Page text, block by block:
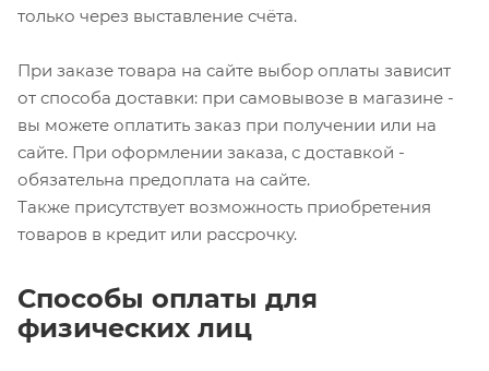
только через выставление счёта.
При заказе товара на сайте выбор оплаты зависит
от способа доставки: при самовывозе в магазине -
вы можете оплатить заказ при получении или на
сайте. При оформлении заказа, с доставкой -
обязательна предоплата на сайте.
Также присутствует возможность приобретения
товаров в кредит или рассрочку.
Способы оплаты для
физических лиц